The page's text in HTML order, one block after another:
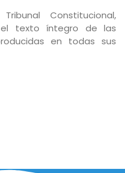
Constitucional,
el texto íntegro de las
en todas sus